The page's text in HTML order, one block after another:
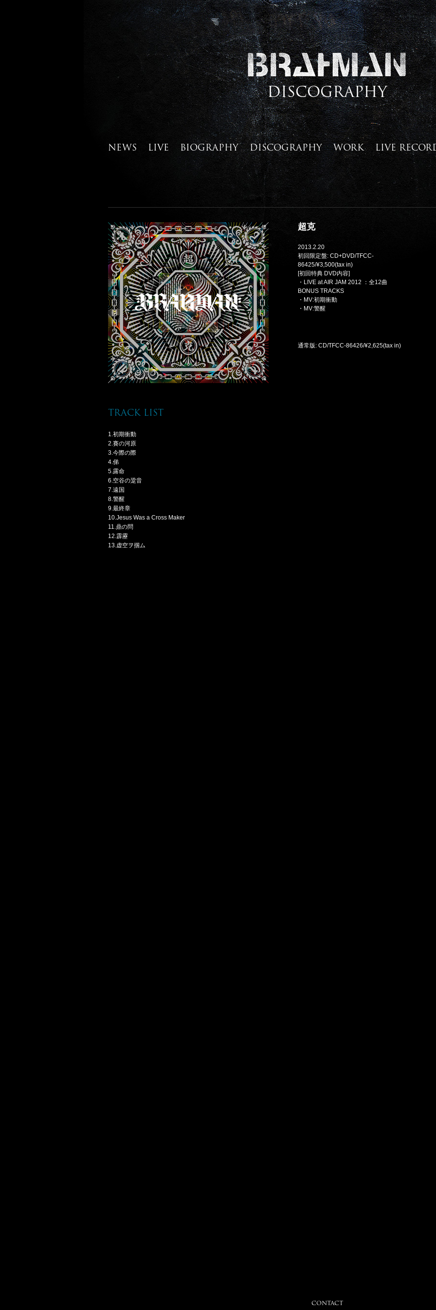
DISCOGRAPHY
NEWS LIVE BIOGRAPHY DISCOGRAPHY WORK LIVE
超克
2013.2.20
初回限定盤: CD+DVD/TFCC-
86425/¥3,500(tax in)
[初回特典 DVD内容]
・LIVE at AIR JAM 2012 ：全12曲
BONUS TRACKS
・MV:初期衝動
・MV:警醒
通常版: CD/TFCC-86426/¥2,625(tax in)
track list
1.初期衝動
2.賽の河原
3.今際の際
4.俤
5.露命
6.空谷の跫音
7.遠国
8.警醒
9.最終章
10.Jesus Was a Cross Maker
11.鼎の問
12.霹靂
13.虚空ヲ掴ム
CONTACT